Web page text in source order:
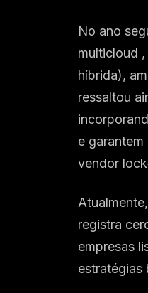
No ano
multicloud
híbrida),
ressaltou
e
vendor
registra
empresas
estratégias